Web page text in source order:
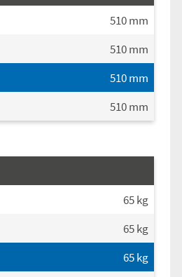
510mm
510mm
510mm
510mm
65kg
65kg
65kg